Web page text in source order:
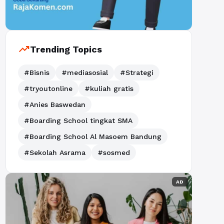
trending_upTrending Topics
#Bisnis #mediasosial
#Strategi
#tryoutonline
#kuliah gratis
#Anies Baswedan
#Boarding School tingkat SMA
#Boarding School Al Masoem Bandung
#Sekolah Asrama
#sosmed
AD